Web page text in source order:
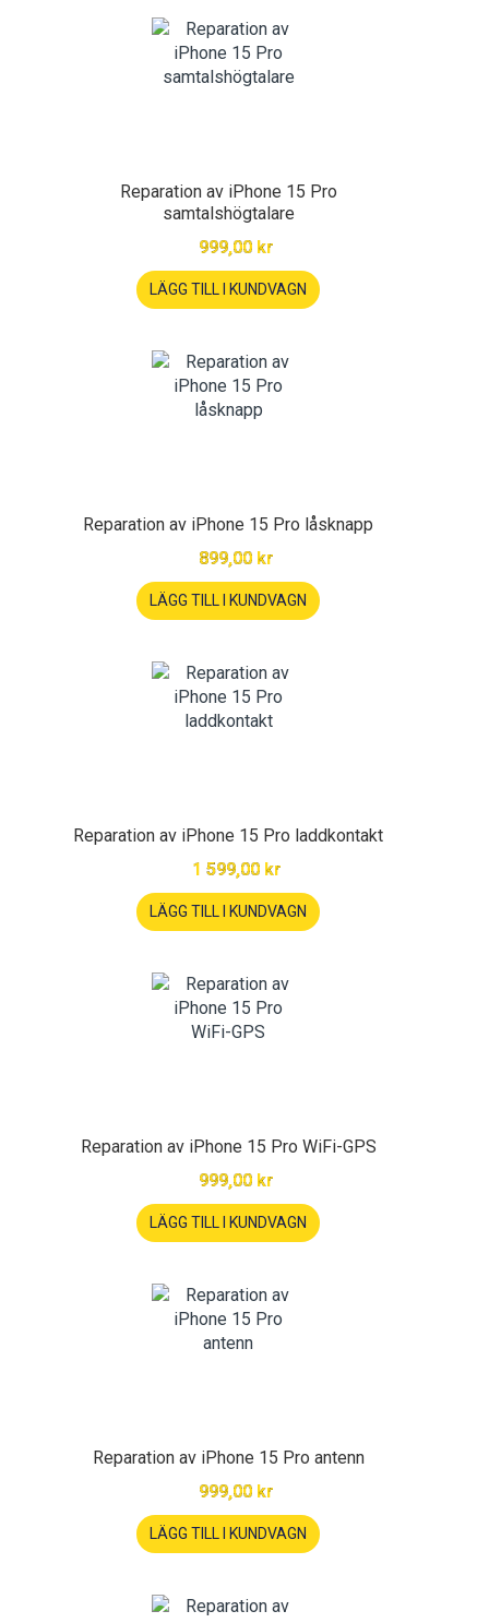
Reparation av iPhone 15 Pro
samtalshögtalare
999,00 kr
LÄGG TILL I KUNDVAGN
Reparation av iPhone 15 Pro låsknapp
899,00 kr
LÄGG TILL I KUNDVAGN
Reparation av iPhone 15 Pro laddkontakt
1 599,00 kr
LÄGG TILL I KUNDVAGN
Reparation av iPhone 15 Pro WiFi-GPS
999,00 kr
LÄGG TILL I KUNDVAGN
Reparation av iPhone 15 Pro antenn
999,00 kr
LÄGG TILL I KUNDVAGN